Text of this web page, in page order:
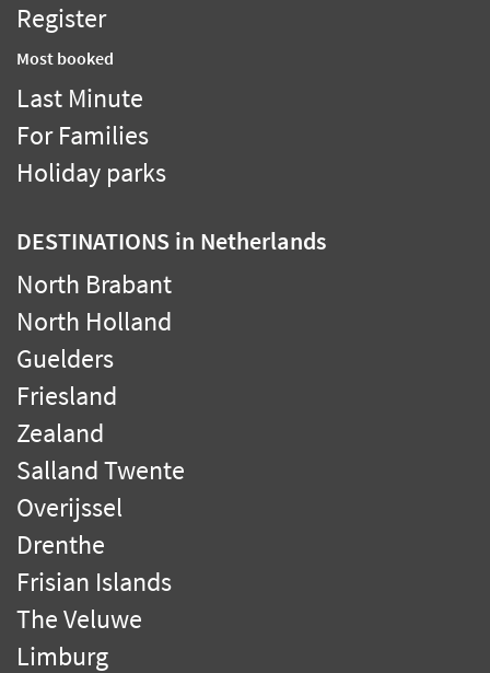
Register
Most booked
Last Minute
For Families
Holiday parks
DESTINATIONS in Netherlands
North Brabant
North Holland
Guelders
Friesland
Zealand
Salland Twente
Overijssel
Drenthe
Frisian Islands
The Veluwe
Limburg